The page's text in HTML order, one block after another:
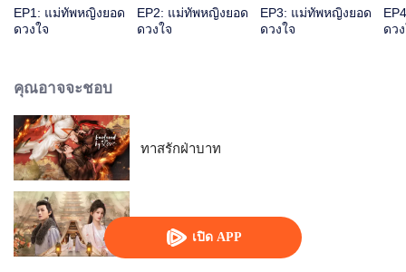
เปิด APP
EP1: แม่ทัพหญิงยอด
ดวงใจ
EP2: แม่ทัพหญิงยอด
ดวงใจ
EP3: แม่ทัพหญิงยอด
ดวงใจ
ดว
คุณอาจจะชอบ
ทาสรักฝ่าบาท